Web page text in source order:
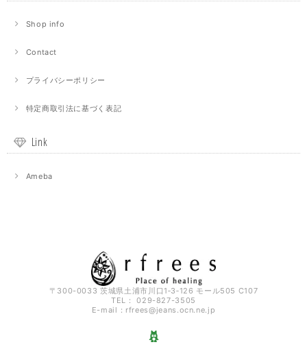
Shop info
Contact
プライバシーポリシー
特定商取引法に基づく表記
Link
Ameba
〒300-0033 茨城県土浦市川口1‐3‐126 モール505 C107
TEL： 029-827-3505
E-mail： rfrees@jeans.ocn.ne.jp